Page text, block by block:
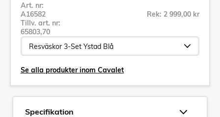
Art. nr:
A16582
Tillv. art. nr:
65803,70
Rek: 2 999,00 kr
Se alla produkter inom Cavalet
Specifikation